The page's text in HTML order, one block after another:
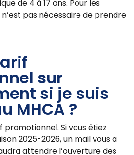
de 4 à 17 ans. Pour les
pas nécessaire de prendre
sur
si je suis
MHCA ?
promotionnel. Si vous étiez
2025-2026, un mail vous a
attendre l’ouverture des